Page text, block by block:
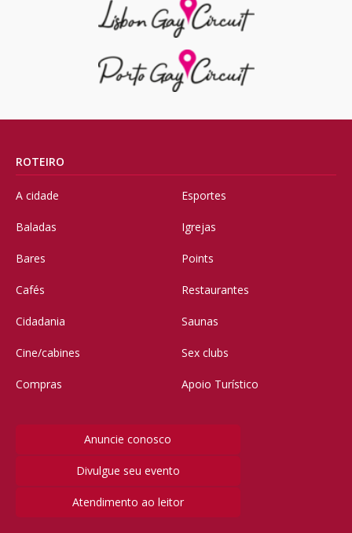
ROTEIRO
A cidade
Baladas
Bares
Cafés
Cidadania
Cine/cabines
Compras
Esportes
Igrejas
Points
Restaurantes
Saunas
Sex clubs
Apoio Turístico
Anuncie conosco
Divulgue seu evento
Atendimento ao leitor